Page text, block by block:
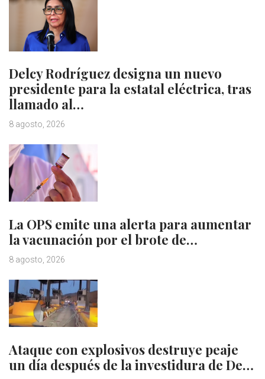
Delcy Rodríguez designa un nuevo
presidente para la estatal eléctrica, tras
llamado al…
8 agosto, 2026
La OPS emite una alerta para aumentar
la vacunación por el brote de…
8 agosto, 2026
Ataque con explosivos destruye peaje
un día después de la investidura de De…